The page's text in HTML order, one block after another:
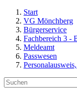
Start
VG Mönchberg
Bürgerservice
Fachbereich 3 -
Meldeamt
Passwesen